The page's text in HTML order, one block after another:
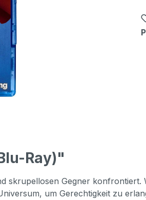
Ray)"
skrupellosen Gegner
um Gerechtigkeit zu